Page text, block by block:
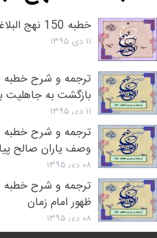
خطبه 150 نهج البلاغه
۱۱ دی ۱۳۹۵
بازگشت به جاهلیت
۱۱ دی ۱۳۹۵
وصف ياران صالح
۰۸ دی ۱۳۹۵
ظهور امام زمان
۰۸ دی ۱۳۹۵